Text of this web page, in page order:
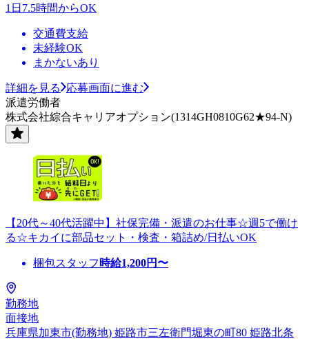
1日7.5時間からOK
交通費支給
未経験OK
まかないあり
詳細を見る
応募画面に進む
派遣労働者
株式会社綜合キャリアオプション(1314GH0810G62★94-N)
【20代～40代活躍中】社保完備・派遣のお仕事☆週5で働け
る☆キカイに部品セット・検査・箱詰め/日払いOK
梱包スタッフ 時給1,200円〜
勤務地
面接地
兵庫県加東市(勤務地) 姫路市三左衛門堀東の町80 姫路北条